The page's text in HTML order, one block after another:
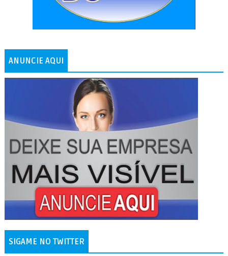
ANUNCIE AQUI
SIGAME NO TWITTER